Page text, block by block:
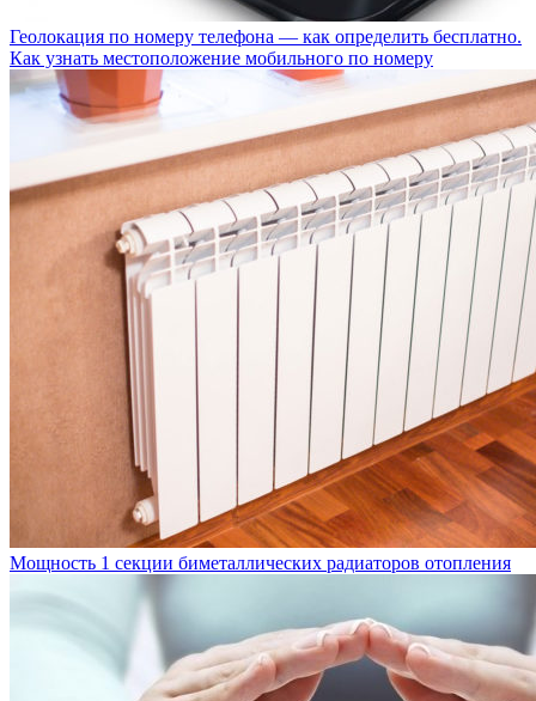
Геолокация по номеру телефона — как определить бесплатно.
Как узнать местоположение мобильного по номеру
Мощность 1 секции биметаллических радиаторов отопления